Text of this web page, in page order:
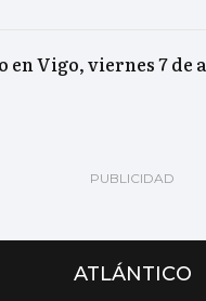
en Vigo, viernes 7 de
ATLÁNTICO